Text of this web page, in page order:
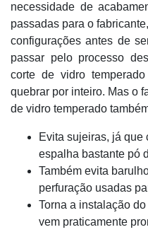
necessidade de
passadas para o
configurações antes de
passar pelo processo
corte de vidro
quebrar por inteiro. Mas o
de vidro temperado
Evita sujeiras, já que
espalha bastante pó
Também evita
perfuração usadas
Torna a instalação
vem praticamente